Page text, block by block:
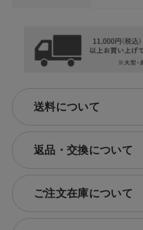
送料について
返品・交換について
ご注文在庫について